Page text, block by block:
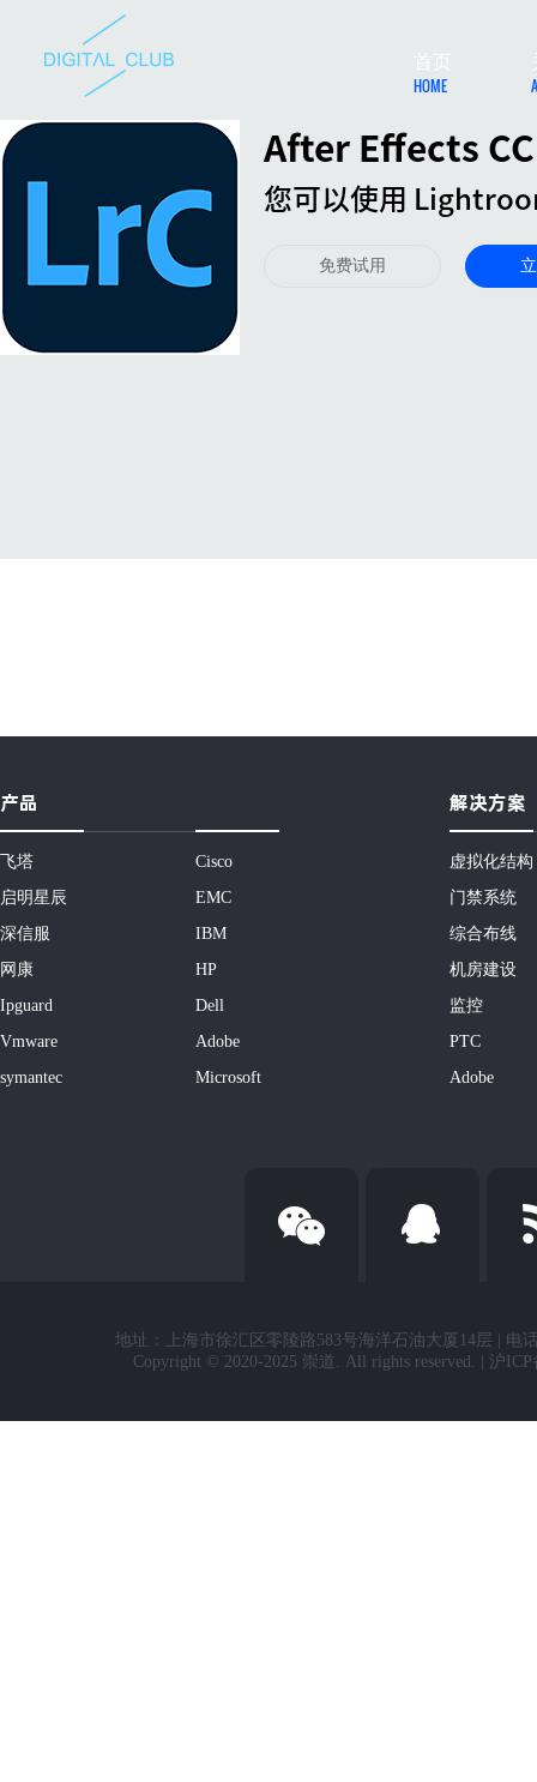
首页
HOME
After Effects CC
您可以使用
免费试用
产品
飞塔
启明星辰
深信服
网康
Ipguard
Vmware
symantec
Cisco
EMC
IBM
HP
Dell
Adobe
Microsoft
解决方案
虚拟化结构
门禁系统
综合布线
机房建设
监控
PTC
Adobe
地址：上海市徐汇区零陵路583号海洋石油大厦14层 | 电
Copyright © 2020-2025 崇道. All rights reserved. | 沪ICP